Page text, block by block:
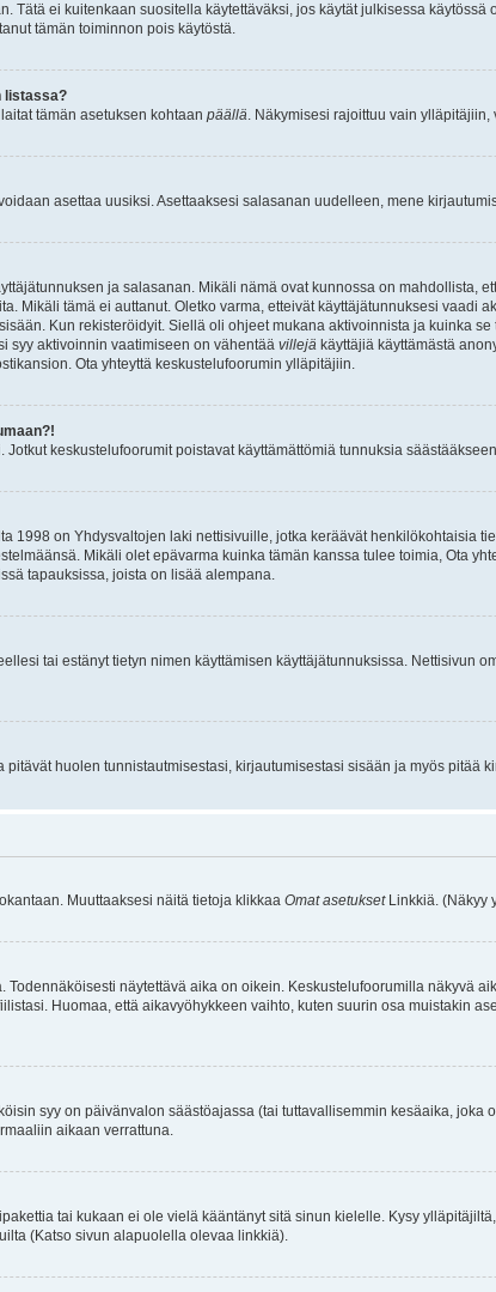
Tätä ei kuitenkaan suositella käytettäväksi, jos käytät julkisessa
tämän toiminnon pois käytöstä.
listassa?
laitat tämän asetuksen kohtaan päällä . Näkymisesi rajoittuu vain
asettaa uusiksi. Asettaaksesi salasanan uudelleen, mene
ja salasanan. Mikäli nämä ovat kunnossa on mahdollista,
Mikäli tämä ei auttanut. Oletko varma, etteivät käyttäjätunnuksesi
Kun rekisteröidyit. Siellä oli ohjeet mukana aktivoinnista ja kuinka
syy aktivoinnin vaatimiseen on vähentää villejä käyttäjiä käyttämästä
Ota yhteyttä keskustelufoorumin ylläpitäjiin.
keskustelufoorumit poistavat käyttämättömiä tunnuksia
1998 on Yhdysvaltojen laki nettisivuille, jotka keräävät
Mikäli olet epävarma kuinka tämän kanssa tulee toimia, Ota
tapauksissa, joista on lisää alempana.
tai estänyt tietyn nimen käyttämisen käyttäjätunnuksissa. Nettisivun
huolen tunnistautmisestasi, kirjautumisestasi sisään ja myös pitää
Muuttaaksesi näitä tietoja klikkaa Omat asetuksetLinkkiä. (Näkyy
näytettävä aika on oikein. Keskustelufoorumilla näkyvä
Huomaa, että aikavyöhykkeen vaihto, kuten suurin osa muistakin
syy on päivänvalon säästöajassa (tai tuttavallisemmin kesäaika,
aikaan verrattuna.
tai kukaan ei ole vielä kääntänyt sitä sinun kielelle. Kysy
(Katso sivun alapuolella olevaa linkkiä).